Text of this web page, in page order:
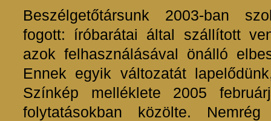
Beszélgetőtársunk 2003-ban
fogott: íróbarátai által szállított
azok felhasználásával önálló
Ennek egyik változatát
Színkép melléklete 2005
folytatásokban közölte.